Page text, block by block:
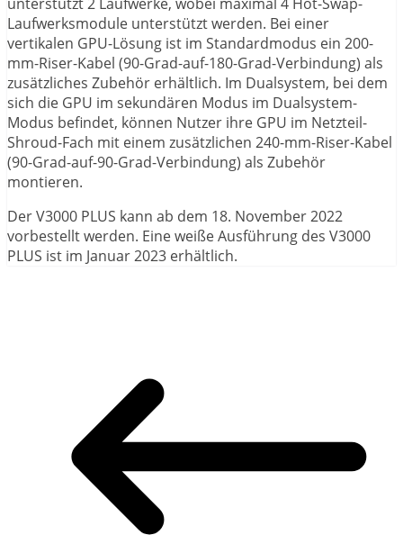
Laufwerksmodule unterstützt werden. Bei einer
vertikalen GPU-Lösung ist im Standardmodus ein 200-
mm-Riser-Kabel (90-Grad-auf-180-Grad-Verbindung) als
zusätzliches Zubehör erhältlich. Im Dualsystem, bei dem
sich die GPU im sekundären Modus im Dualsystem-
Modus befindet, können Nutzer ihre GPU im Netzteil-
Shroud-Fach mit einem zusätzlichen 240-mm-Riser-Kabel
(90-Grad-auf-90-Grad-Verbindung) als Zubehör
montieren.
Der V3000 PLUS kann ab dem 18. November 2022
vorbestellt werden. Eine weiße Ausführung des V3000
PLUS ist im Januar 2023 erhältlich.